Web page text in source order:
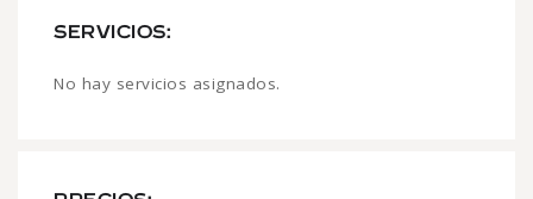
SERVICIOS:
No hay servicios asignados.